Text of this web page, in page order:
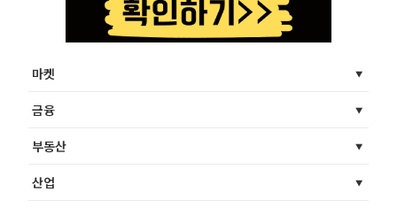
마켓
금융
부동산
산업